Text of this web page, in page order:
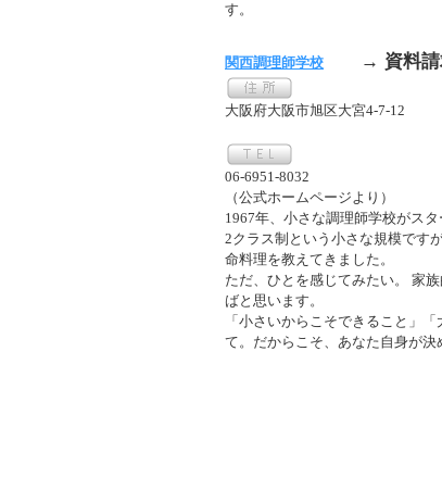
す。
関西調理師学校 → 資料請
大阪府大阪市旭区大宮4-7-12
06-6951-8032
（公式ホームページより）
1967年、小さな調理師学校がスタ
2クラス制という小さな規模です
命料理を教えてきました。
ただ、ひとを感じてみたい。 家
ばと思います。
「小さいからこそできること」
て。だからこそ、あなた自身が決